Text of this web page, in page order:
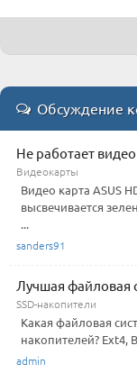
Обсуждение
Не работает
Видеокарты
Видео карта ASUS
высвечивается
...
sanders91
Лучшая файловая
SSD-накопители
Какая файловая
накопителей? Ext4,
admin